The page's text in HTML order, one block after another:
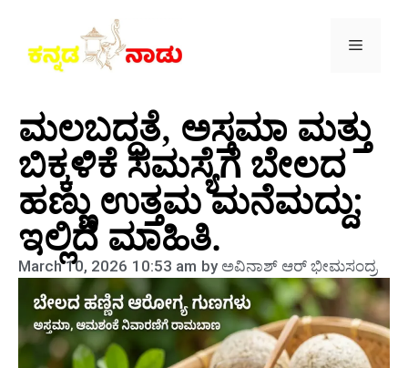
ಮಲಬದ್ಧತೆ, ಅಸ್ತಮಾ ಮತ್ತು
ಬಿಕ್ಕಳಿಕೆ ಸಮಸ್ಯೆಗೆ ಬೇಲದ
ಹಣ್ಣು ಉತ್ತಮ ಮನೆಮದ್ದು;
ಇಲ್ಲಿದೆ ಮಾಹಿತಿ.
March 10, 2026 10:53 am byಅವಿನಾಶ್‌ ಆರ್‌ ಭೀಮಸಂದ್ರ